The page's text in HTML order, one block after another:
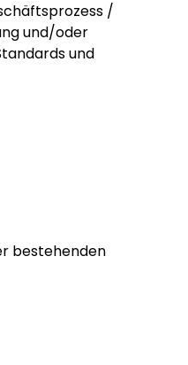
/
und/oder
und
bestehenden